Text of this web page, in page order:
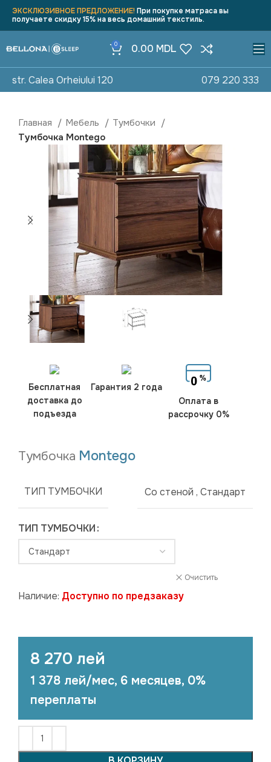
ЭКСКЛЮЗИВНОЕ ПРЕДЛОЖЕНИЕ!При покупке матраса вы
получаете скидку 15% на весь домашний текстиль.
0 0.00 MDL
str. Calea Orheiului 120 079 220 333
Главная Мебель
Тумбочки
Тумбочка Montego
Бесплатная
доставка до
подъезда
Гарантия 2 года
Оплата в
рассрочку 0%
Тумбочка Montego
ТИП ТУМБОЧКИ Со стеной , Стандарт
ТИП ТУМБОЧКИ
Очистить
Наличие: Доступно по предзаказу
8 270 лей
1 378 лей/мес, 6 месяцев, 0%
переплаты